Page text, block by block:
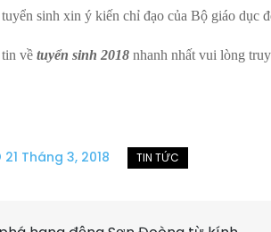
sinh xin ý kiến chỉ đạo của Bộ giáo dục
về tuyển sinh 2018nhanh nhất vui lòng
21 Tháng 3, 2018